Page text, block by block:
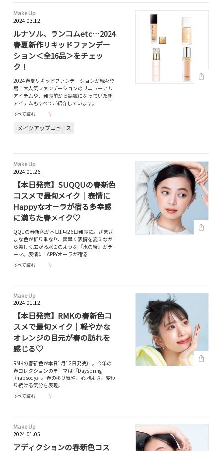
Make Up
2024.03.12
ルナソル、ランコムetc…2024
春夏新作リキッドファンデー
ション＜全16品＞をチェッ
ク！
2024春夏リキッドファンデーションが続々登
場！大人気ファンデーションのリニューアル
アイテムや、発売前から話題になっていた新
アイテムもすべてご紹介しています。…
すべて読む
メイクアップニュース
Make Up
2024.01.26
【本日発売】SUQQUの春新色
コスメで最旬メイク｜表情に
Happyなオーラが宿る多幸感
に満ちた春メイク♡
QQUの春新色が本日1月26日発売に。さまざ
まな色が折り重なり、素早く表情を変えなが
ら美しく広がる水面のような『水の綾』がテ
ーマ。表情にHAPPYオーラが宿る…
すべて読む
Make Up
2024.01.12
【本日発売】RMKの春新色コ
スメで最旬メイク｜軽やかな
オレンジの目元が春の訪れを
感じる♡
RMKの春新色が本日1月12日発売に。今年の
春コレクションのテーマは『Dayspring
Rhapsody』。春の移り気や、心地よさ、変わ
り続ける気分を表現。…
すべて読む
Make Up
2024.01.05
アディクションの春新色コス